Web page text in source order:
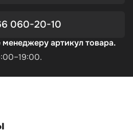
060-20-10
артикул товара.